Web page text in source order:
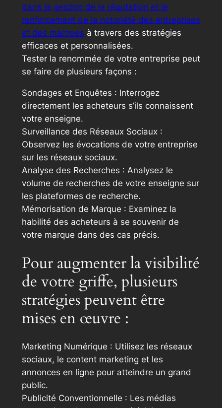
dans la gestion de la réputation et le
renforcement de la notoriété des entreprises
et des marques à travers des stratégies
efficaces et personnalisées.
Tester la renommée de votre entreprise peut
se faire de plusieurs façons :
Sondages et Enquêtes : Interrogez
directement les acheteurs s’ils connaissent
votre enseigne.
Surveillance des Réseaux Sociaux :
Observez les évocations de votre entreprise
sur les réseaux sociaux.
Analyse des Recherches : Analysez le
volume de recherches de votre enseigne sur
les plateformes de recherche.
Mémorisation de Marque : Examinez la
habilité des acheteurs à se souvenir de
votre marque dans des cas précis.
Pour augmenter la visibilité
de votre griffe, plusieurs
stratégies peuvent être
mises en œuvre :
Marketing Numérique : Utilisez les réseaux
sociaux, le content marketing et les
annonces en ligne pour atteindre un grand
public.
Publicité Conventionnelle : Les médias